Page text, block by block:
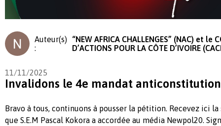
Auteur(s)
:
“NEW AFRICA CHALLENGES” (NAC) et le
D’ACTIONS POUR LA CÔTE D’IVOIRE
11/11/2025
Invalidons le 4e mandat
Bravo à tous, continuons à pousser la pétition. Recevez ici
que S.E.M Pascal Kokora a accordée au média Newpol20.